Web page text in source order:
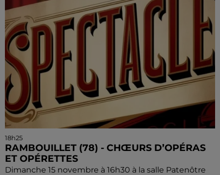
18h25
RAMBOUILLET (78) - CHŒURS D’OPÉRAS
ET OPÉRETTES
Dimanche 15 novembre à 16h30 à la salle Patenôtre